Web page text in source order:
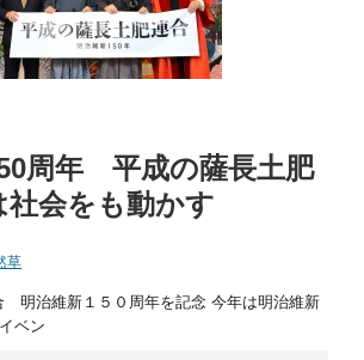
周年 平成の薩長土肥
会をも動かす
草
明治維新１５０周年を記念 今年は明治維新
ベン